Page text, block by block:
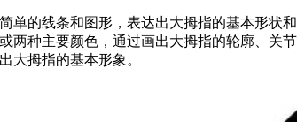
单的线条和图形，表达出大拇指的基本形
两种主要颜色，通过画出大拇指的轮廓、
大拇指的基本形象。